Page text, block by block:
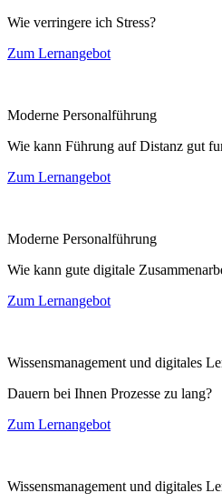
Wie verringere ich Stress?
Zum Lernangebot
Moderne Personalführung
Wie kann Führung auf Distanz gut
Zum Lernangebot
Moderne Personalführung
Wie kann gute digitale
Zum Lernangebot
Wissensmanagement und digitales
Dauern bei Ihnen Prozesse zu lang?
Zum Lernangebot
Wissensmanagement und digitales